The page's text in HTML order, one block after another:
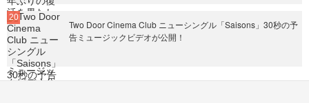
Two Door Cinema Club ニューシングル「Saisons」30秒の予
告ミュージックビデオが公開！